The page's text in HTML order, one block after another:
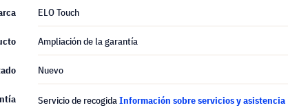
ELO Touch
Ampliación de la garantía
Nuevo
Servicio de recogidaInformación sobre servicios y asistencia